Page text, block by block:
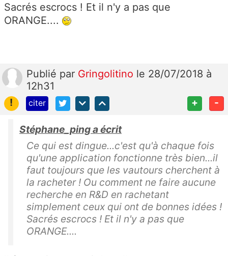
Sacrés escrocs ! Et il n'y a pas que
ORANGE....
Publié par Gringolitino le 28/07/2018 à
12h31
!
citer + -
Stéphane_ping a écrit
Ce qui est dingue...c'est qu'à chaque fois
qu'une application fonctionne très bien...il
faut toujours que les vautours cherchent à
la racheter ! Ou comment ne faire aucune
recherche en R&D en rachetant
simplement ceux qui ont de bonnes idées !
Sacrés escrocs ! Et il n'y a pas que
ORANGE....